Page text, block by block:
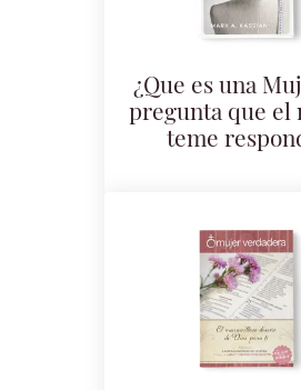
¿Que es una
pregunta que el
teme